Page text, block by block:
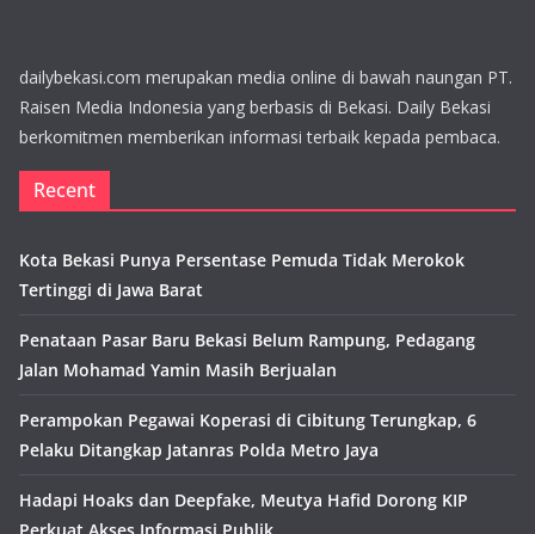
dailybekasi.com merupakan media online di bawah naungan PT.
Raisen Media Indonesia yang berbasis di Bekasi. Daily Bekasi
berkomitmen memberikan informasi terbaik kepada pembaca.
Recent
Kota Bekasi Punya Persentase Pemuda Tidak Merokok
Tertinggi di Jawa Barat
Penataan Pasar Baru Bekasi Belum Rampung, Pedagang
Jalan Mohamad Yamin Masih Berjualan
Perampokan Pegawai Koperasi di Cibitung Terungkap, 6
Pelaku Ditangkap Jatanras Polda Metro Jaya
Hadapi Hoaks dan Deepfake, Meutya Hafid Dorong KIP